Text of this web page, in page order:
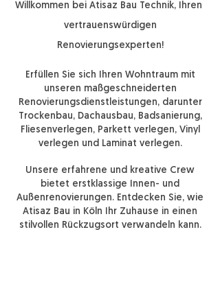
Willkommen bei Atisaz Bau Technik, Ihren
vertrauenswürdigen
Renovierungsexperten!
Erfüllen Sie sich Ihren Wohntraum mit
unseren maßgeschneiderten
Renovierungsdienstleistungen, darunter
Trockenbau, Dachausbau, Badsanierung,
Fliesenverlegen, Parkett verlegen, Vinyl
verlegen und Laminat verlegen.
Unsere erfahrene und kreative Crew
bietet erstklassige Innen- und
Außenrenovierungen. Entdecken Sie, wie
Atisaz Bau in Köln Ihr Zuhause in einen
stilvollen Rückzugsort verwandeln kann.